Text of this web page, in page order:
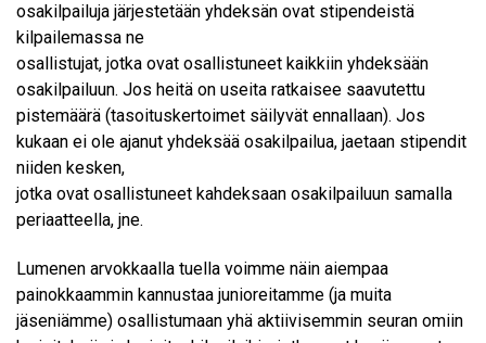
osakilpailuja järjestetään yhdeksän ovat stipendeistä
kilpailemassa ne
osallistujat, jotka ovat osallistuneet kaikkiin yhdeksään
osakilpailuun. Jos heitä on useita ratkaisee saavutettu
pistemäärä (tasoituskertoimet säilyvät ennallaan). Jos
kukaan ei ole ajanut yhdeksää osakilpailua, jaetaan stipendit
niiden kesken,
jotka ovat osallistuneet kahdeksaan osakilpailuun samalla
periaatteella, jne.
Lumenen arvokkaalla tuella voimme näin aiempaa
painokkaammin kannustaa junioreitamme (ja muita
jäseniämme) osallistumaan yhä aktiivisemmin seuran omiin